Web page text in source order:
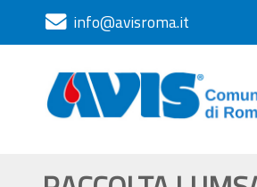
info@avisroma.it